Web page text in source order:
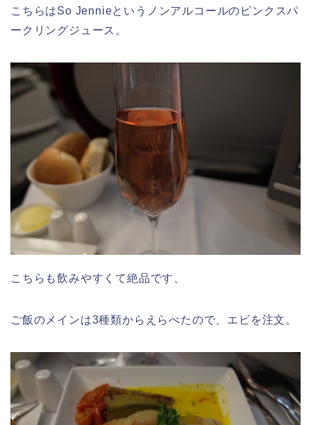
こちらはSo Jennieというノンアルコールのピンクスパ
ークリングジュース。
こちらも飲みやすくて絶品です、
ご飯のメインは3種類からえらべたので、エビを注文。